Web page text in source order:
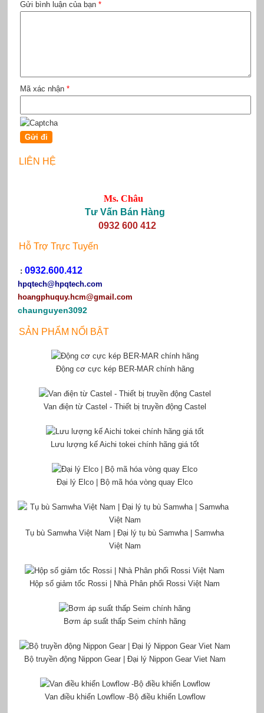
Gửi bình luận của bạn *
Mã xác nhận *
LIÊN HỆ
Ms. Châu
Tư Vấn Bán Hàng
0932 600 412
Hỗ Trợ Trực Tuyến
: 0932.600.412
hpqtech@hpqtech.com
hoangphuquy.hcm@gmail.com
chaunguyen3092
SẢN PHẨM NỔI BẬT
Động cơ cực kép BER-MAR chính hãng
Van điện từ Castel - Thiết bị truyền động Castel
Lưu lượng kế Aichi tokei chính hãng giá tốt
Đại lý Elco | Bộ mã hóa vòng quay Elco
Tụ bù Samwha Việt Nam | Đại lý tụ bù Samwha | Samwha
Việt Nam
Hộp số giảm tốc Rossi | Nhà Phân phối Rossi Việt Nam
Bơm áp suất thấp Seim chính hãng
Bộ truyền động Nippon Gear | Đại lý Nippon Gear Viet Nam
Van điều khiển Lowflow -Bộ điều khiển Lowflow